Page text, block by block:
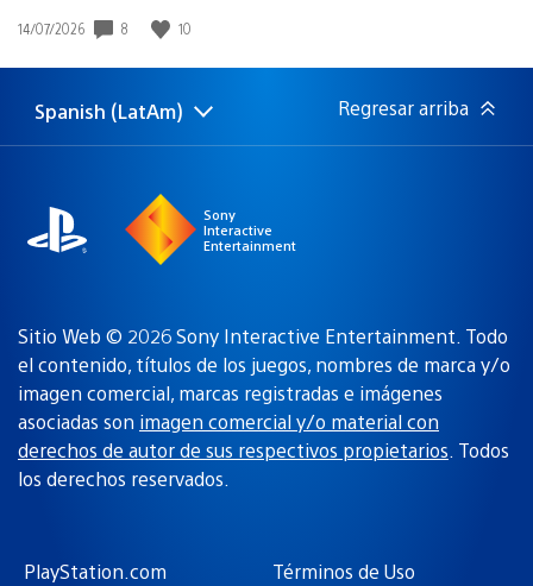
Fecha
publicación:
14/07/2026 8 10
Elige
una
Región
actual:
Spanish (LatAm) Regresar arriba
Sony
Interactive
Entertainment
Sitio Web © 2026 Sony Interactive Entertainment. Todo
el contenido, títulos de los juegos, nombres de marca y/o
imagen comercial, marcas registradas e imágenes
asociadas son imagen comercial y/o material con
derechos de autor de sus respectivos propietarios. Todos
los derechos reservados.
PlayStation.com Términos de Uso